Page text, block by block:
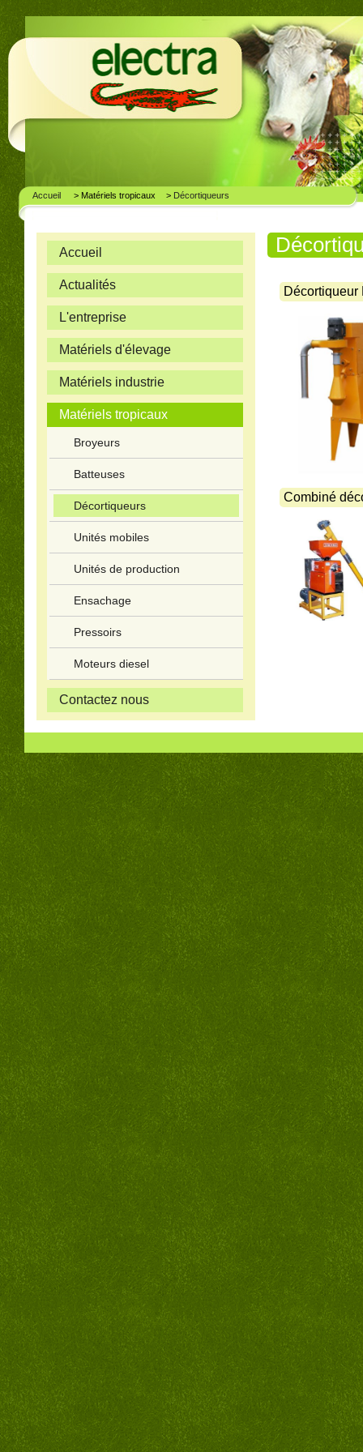
Accueil > Matériels tropicaux > Décortiqueurs
Accueil
Actualités
L'entreprise
Matériels d'élevage
Matériels industrie
Matériels tropicaux
Broyeurs
Batteuses
Décortiqueurs
Unités mobiles
Unités de production
Ensachage
Pressoirs
Moteurs diesel
Contactez nous
Décortiqueur
Combiné